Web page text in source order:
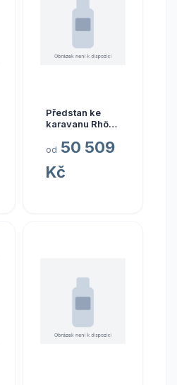
Předstan ke
karavanu Rhön
1056–1080 cm
od 50 509
Kč